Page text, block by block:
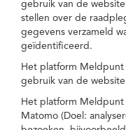
gebruik van de
stellen over de
gegevens verzameld
geïdentificeerd.
Het platform
gebruik van de
Het platform Meldpunt
Matomo (Doel: